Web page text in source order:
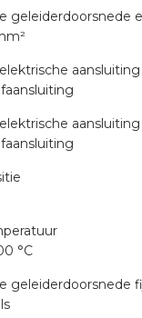
geleiderdoorsnede
aansluiting
aansluiting
°C
geleiderdoorsnede
in beton
in de